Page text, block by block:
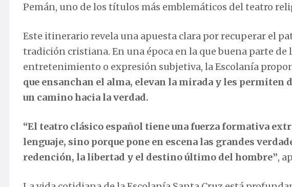
Pemán, uno de los títulos más emblemáticos del teatro
Este itinerario revela una apuesta clara por recuperar el
tradición cristiana. En una época en la que buena parte
entretenimiento o expresión subjetiva, la Escolanía
que ensanchan el alma, elevan la mirada y les permiten
un camino hacia la verdad.
“El teatro clásico español tiene una fuerza formativa
lenguaje, sino porque pone en escena las grandes
redención, la libertad y el destino último del hombre”,